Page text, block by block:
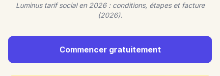
Luminus tarif social en 2026 : conditions, étapes et facture
(2026).
Commencer gratuitement